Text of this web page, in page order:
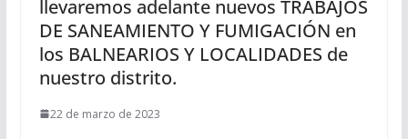
llevaremos adelante nuevos TRABAJOS
DE SANEAMIENTO Y FUMIGACIÓN en
los BALNEARIOS Y LOCALIDADES de
nuestro distrito.
22 de marzo de 2023